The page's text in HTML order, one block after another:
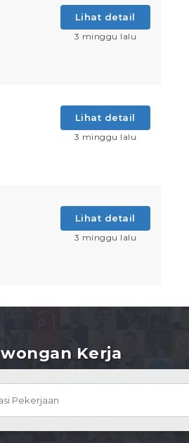
Lihat detail
3 minggu lalu
Lihat detail
3 minggu lalu
Lihat detail
3 minggu lalu
Kerja